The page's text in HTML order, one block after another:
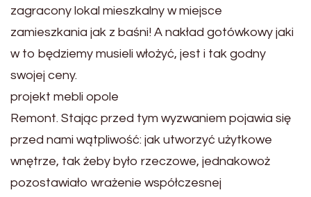
zagracony lokal mieszkalny w miejsce
zamieszkania jak z baśni! A nakład gotówkowy jaki
w to będziemy musieli włożyć, jest i tak godny
swojej ceny.
projekt mebli opole
Remont. Stając przed tym wyzwaniem pojawia się
przed nami wątpliwość: jak utworzyć użytkowe
wnętrze, tak żeby było rzeczowe, jednakowoż
pozostawiało wrażenie współczesnej